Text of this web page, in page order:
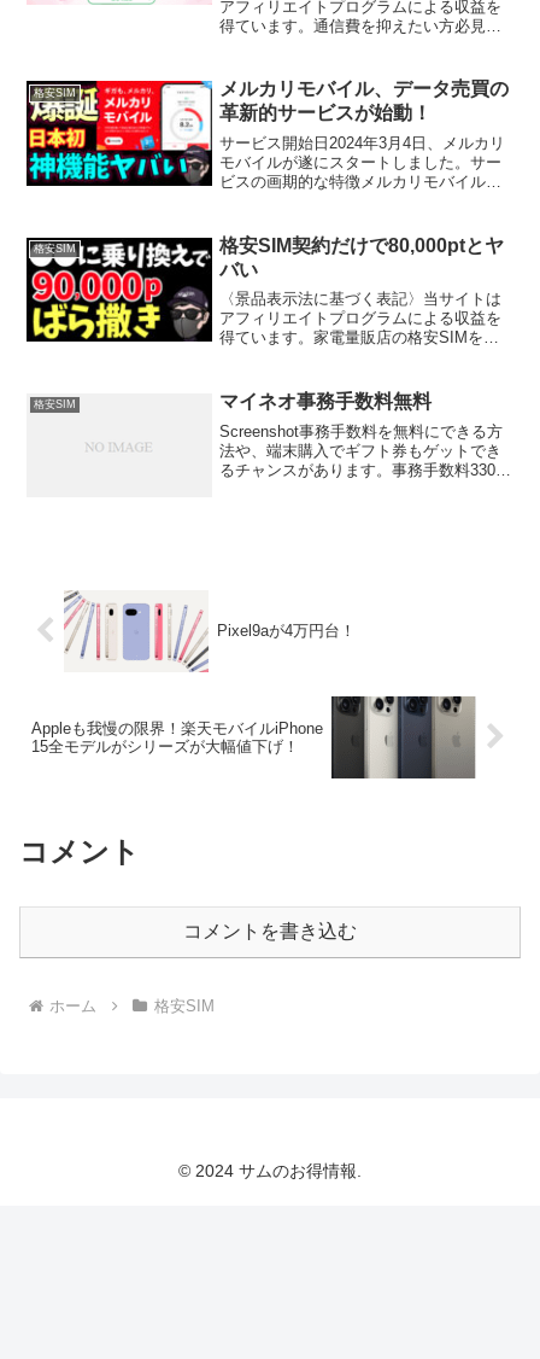
アフィリエイトプログラムによる収益を
得ています。通信費を抑えたい方必見。
た。スマホは日常生活に必須のインフラ
動画視聴やSNSも99...
格安SIM
メルカリモバイル、データ売買の
革新的サービスが始動！
サービス開始日2024年3月4日、メルカリ
モバイルが遂にスタートしました。サー
ビスの画期的な特徴メルカリモバイル
されていた利用者に、全く新しいソリュ
ーションを提供します...
格安SIM
格安SIM契約だけで80,000ptとヤ
バい
〈景品表示法に基づく表記〉当サイトは
アフィリエイトプログラムによる収益を
得ています。家電量販店の格安SIMを契
ばしていただいて結構です。と、グダグ
ダ続けてもダレるだけ...
格安SIM マイネオ事務手数料無料
Screenshot事務手数料を無料にできる方
法や、端末購入でギフト券もゲットでき
るチャンスがあります。事務手数料3300
Pixel9aが4万円台！
Appleも我慢の限界！楽天モバイルiPhone
15全モデルがシリーズが大幅値下げ！
コメント
コメントを書き込む
ホーム 格安SIM
© 2024 サムのお得情報.